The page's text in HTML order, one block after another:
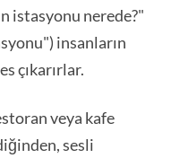
istasyonu nerede?"
insanların
çıkarırlar.
veya kafe
sesli